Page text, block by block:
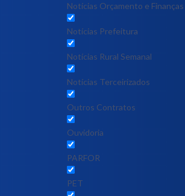
Notícias Orçamento e Finanças
Notícias Prefeitura
Notícias Rural Semanal
Notícias Terceirizados
Outros Contratos
Ouvidoria
PARFOR
PET